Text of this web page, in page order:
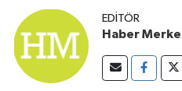
EDITÖR
Haber